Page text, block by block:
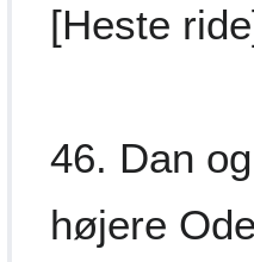
[Heste
46. Dan
højere